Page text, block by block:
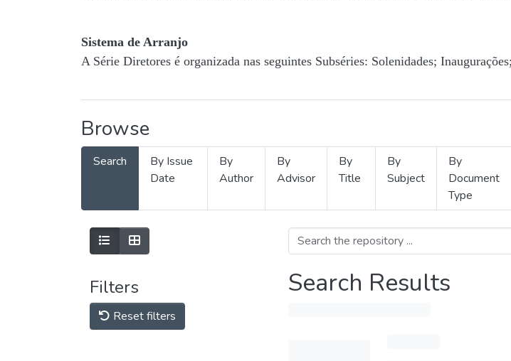
Sistema de Arranjo
A Série Diretores é organizada nas seguintes Subséries: Solenidades;
Browse
Search
By Issue
Date
By
Author
By
Advisor
By
Title
By
Subject
By
Document
Type
Filters
Reset filters
Search Results